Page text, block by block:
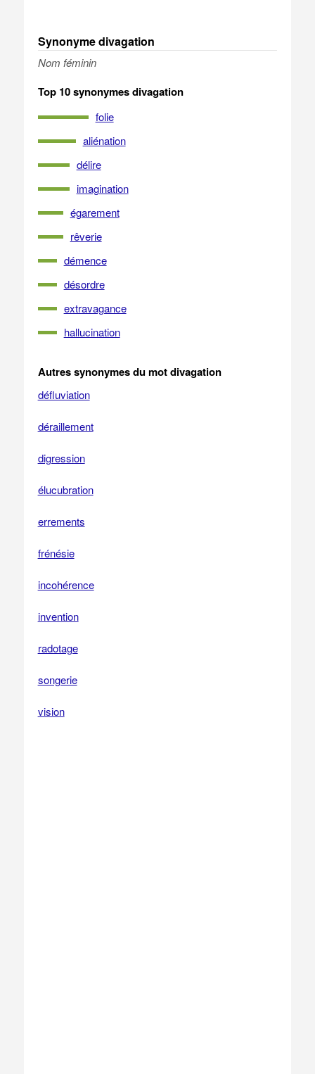
Synonyme divagation
Nom féminin
Top 10 synonymes divagation
folie
aliénation
délire
imagination
égarement
rêverie
démence
désordre
extravagance
hallucination
Autres synonymes du mot divagation
défluviation
déraillement
digression
élucubration
errements
frénésie
incohérence
invention
radotage
songerie
vision